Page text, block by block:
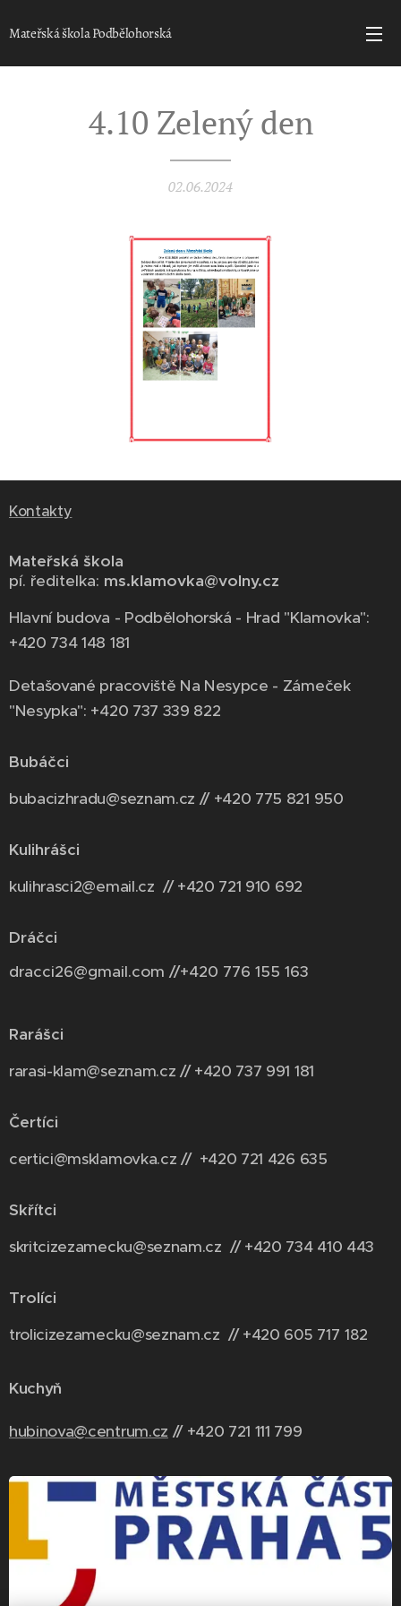
Mateřská škola Podbělohorská
4.10 Zelený den
02.06.2024
Kontakty
Mateřská škola
pí. ředitelka: ms.klamovka@volny.cz
Hlavní budova - Podbělohorská - Hrad "Klamovka":
+420 734 148 181
Detašované pracoviště Na Nesypce - Zámeček
"Nesypka": +420 737 339 822
Bubáčci
bubacizhradu@seznam.cz // +420 775 821 950
Kulihrášci
kulihrasci2@email.cz // +420 721 910 692
Dráčci
dracci26@gmail.com //+420 776 155 163
Rarášci
rarasi-klam@seznam.cz // +420 737 991 181
Čertíci
certici@msklamovka.cz // +420 721 426 635
Skřítci
skritcizezamecku@seznam.cz // +420 734 410 443
Trolíci
trolicizezamecku@seznam.cz // +420 605 717 182
Kuchyň
hubinova@centrum.cz // +420 721 111 799